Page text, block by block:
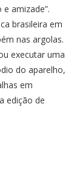
amizade”.
brasileira em
nas argolas.
executar uma
do aparelho,
em
edição de